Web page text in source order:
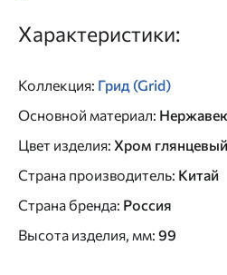
Характеристики:
Коллекция: Грид (Grid)
Основной материал:
Цвет изделия: Хром глянцевый
Страна производитель: Китай
Страна бренда: Россия
Высота изделия, мм: 99